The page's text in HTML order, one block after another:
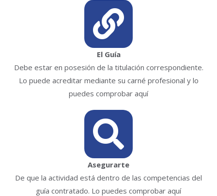
El Guía
Debe estar en posesión de la titulación correspondiente.
Lo puede acreditar mediante su carné profesional y lo
puedes comprobar aquí
Asegurarte
De que la actividad está dentro de las competencias del
guía contratado. Lo puedes comprobar aquí